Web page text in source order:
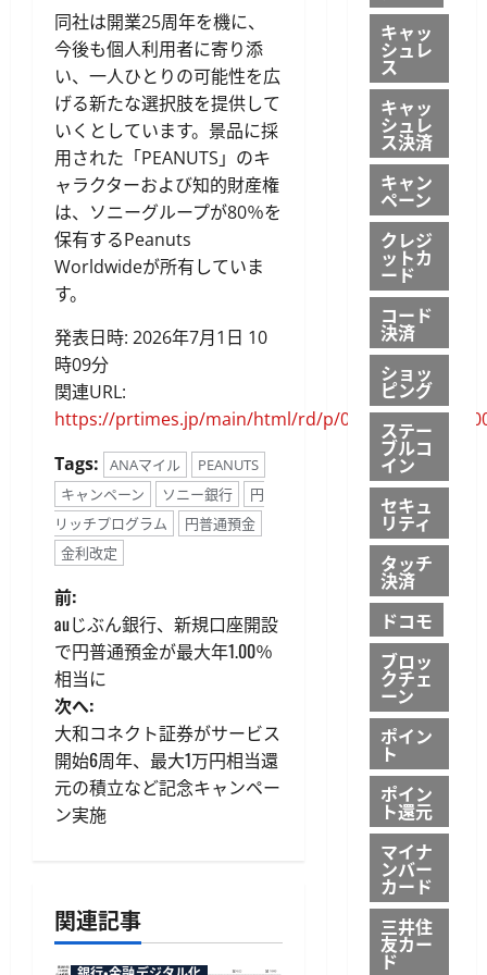
同社は開業25周年を機に、
今後も個人利用者に寄り添
い、一人ひとりの可能性を広
げる新たな選択肢を提供して
いくとしています。景品に採
用された「PEANUTS」のキ
ャラクターおよび知的財産権
は、ソニーグループが80％を
保有するPeanuts
Worldwideが所有していま
す。
発表日時: 2026年7月1日 10
時09分
関連URL:
https://prtimes.jp/main/html/rd/p/
Tags:
ANAマイル
PEANUTS
キャンペーン
ソニー銀行
円
リッチプログラム
円普通預金
金利改定
投
稿
ナ
ビ
ゲ
ー
ョ
前:
auじぶん銀行、新規口座開設
で円普通預金が最大年1.00％
相当に
次へ:
大和コネクト証券がサービス
開始6周年、最大1万円相当還
元の積立など記念キャンペー
ン実施
関連記事
キャッ
シュレ
ス
キャッ
シュレ
ス決済
キャン
ペーン
クレジ
ットカ
ード
コード
決済
ショッ
ピング
ステー
ブルコ
イン
セキュ
リティ
タッチ
決済
ドコモ
ブロッ
クチェ
ーン
ポイン
ト
ポイン
ト還元
マイナ
ンバー
カード
三井住
友カー
ド